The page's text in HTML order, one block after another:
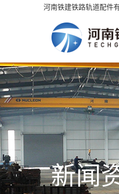
河南铁建铁路轨道配件
新闻